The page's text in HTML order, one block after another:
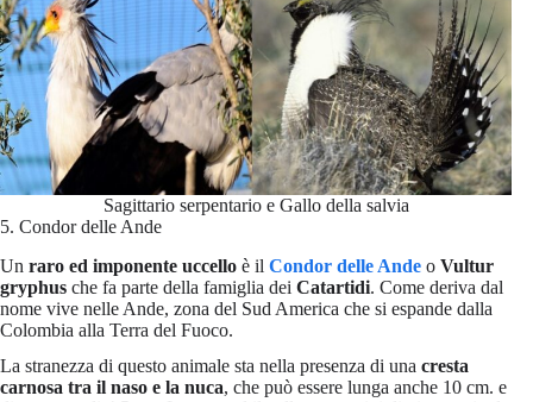
Sagittario serpentario e Gallo della salvia
5. Condor delle Ande
Un raro ed imponente uccello è il Condor delle Ande o Vultur
gryphus che fa parte della famiglia dei Catartidi. Come deriva dal
nome vive nelle Ande, zona del Sud America che si espande dalla
Colombia alla Terra del Fuoco.
La stranezza di questo animale sta nella presenza di una cresta
carnosa tra il naso e la nuca, che può essere lunga anche 10 cm. e